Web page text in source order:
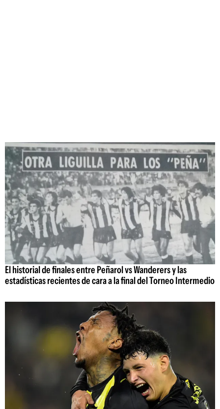
El historial de finales entre Peñarol vs Wanderers y las
estadísticas recientes de cara a la final del Torneo Intermedio